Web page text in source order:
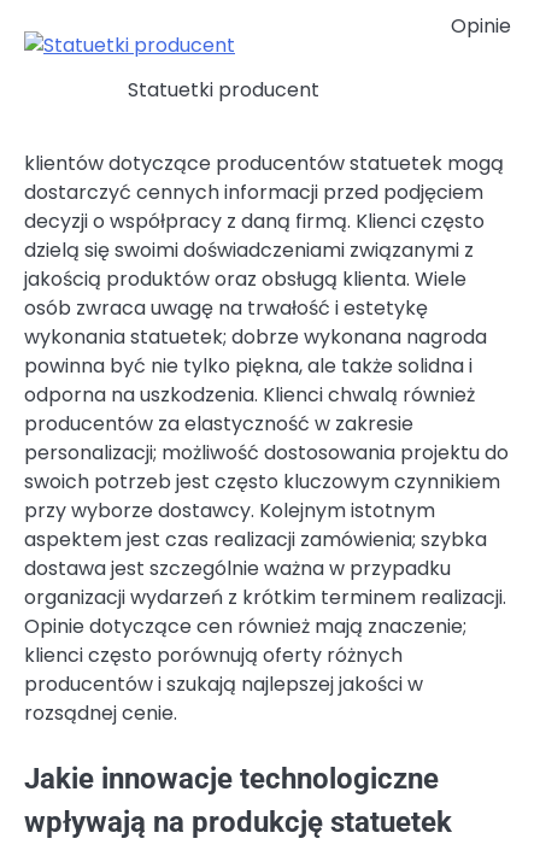
Statuetki producent
Opinie
klientów dotyczące producentów statuetek mogą
dostarczyć cennych informacji przed podjęciem
decyzji o współpracy z daną firmą. Klienci często
dzielą się swoimi doświadczeniami związanymi z
jakością produktów oraz obsługą klienta. Wiele
osób zwraca uwagę na trwałość i estetykę
wykonania statuetek; dobrze wykonana nagroda
powinna być nie tylko piękna, ale także solidna i
odporna na uszkodzenia. Klienci chwalą również
producentów za elastyczność w zakresie
personalizacji; możliwość dostosowania projektu do
swoich potrzeb jest często kluczowym czynnikiem
przy wyborze dostawcy. Kolejnym istotnym
aspektem jest czas realizacji zamówienia; szybka
dostawa jest szczególnie ważna w przypadku
organizacji wydarzeń z krótkim terminem realizacji.
Opinie dotyczące cen również mają znaczenie;
klienci często porównują oferty różnych
producentów i szukają najlepszej jakości w
rozsądnej cenie.
Jakie innowacje technologiczne
wpływają na produkcję statuetek